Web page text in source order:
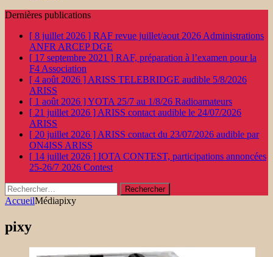
Dernières publications
[ 8 juillet 2026 ] RAF revue juillet/aout 2026 Administrations
ANFR ARCEP DGE
[ 17 septembre 2021 ] RAF, préparation à l’examen pour la
F4 Association
[ 4 août 2026 ] ARISS TELEBRIDGE audible 5/8/2026
ARISS
[ 1 août 2026 ]YOTA 25/7 au 1/8/26 Radioamateurs
[ 21 juillet 2026 ] ARISS contact audible le 24/07/2026
ARISS
[ 20 juillet 2026 ] ARISS contact du 23/07/2026 audible par
ON4ISS ARISS
[ 14 juillet 2026 ] IOTA CONTEST, participations annoncées
25-26/7 2026 Contest
Rechercher :
AccueilMédiapixy
pixy